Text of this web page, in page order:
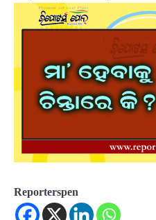
Reporterspen